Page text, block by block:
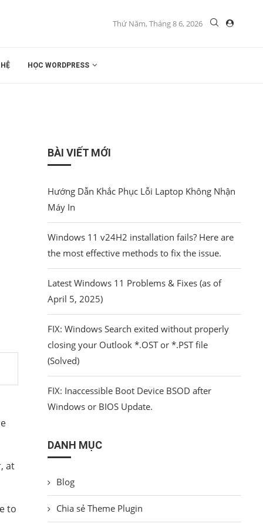
Thứ Năm, Tháng 8 6, 2026
HỌC WORDPRESS
at
to
BÀI VIẾT MỚI
Hướng Dẫn Khắc Phục Lỗi Laptop Không Nhận
Máy In
Windows 11 v24H2 installation fails? Here are
the most effective methods to fix the issue.
Latest Windows 11 Problems & Fixes (as of
April 5, 2025)
FIX: Windows Search exited without properly
closing your Outlook *.OST or *.PST file
(Solved)
FIX: Inaccessible Boot Device BSOD after
Windows or BIOS Update.
DANH MỤC
Blog
Chia sẻ Theme Plugin